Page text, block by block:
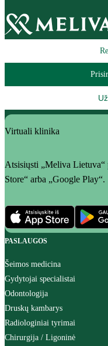
Virtuali klinika
Atsisiųsti „Meliva Lietuva“
Store“ arba „Google Play“.
PASLAUGOS
Šeimos medicina
Gydytojai specialistai
Odontologija
Druskų kambarys
Radiologiniai tyrimai
Chirurgija / Ligoninė